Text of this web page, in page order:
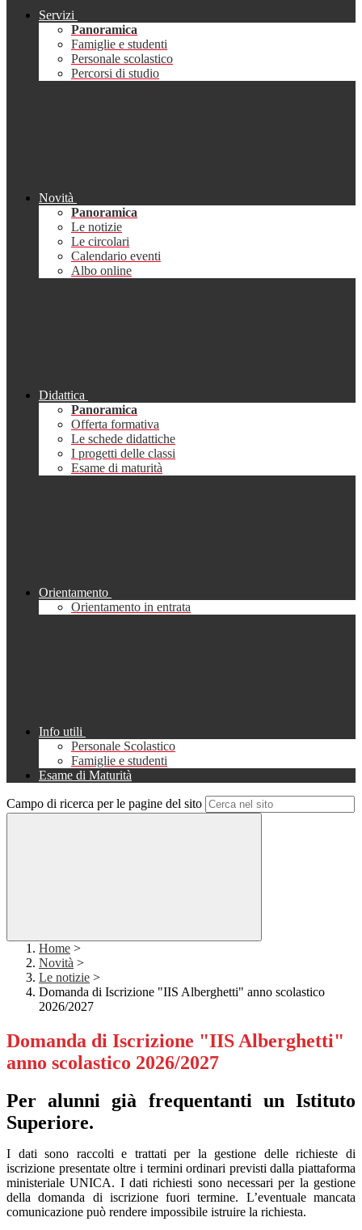
Servizi
Panoramica
Famiglie e studenti
Personale scolastico
Percorsi di studio
Novità
Panoramica
Le notizie
Le circolari
Calendario eventi
Albo online
Didattica
Panoramica
Offerta formativa
Le schede didattiche
I progetti delle classi
Esame di maturità
Orientamento
Orientamento in entrata
Info utili
Personale Scolastico
Famiglie e studenti
Esame di Maturità
Campo di ricerca per le pagine del sito
Home >
Novità >
Le notizie >
Domanda di Iscrizione "IIS Alberghetti" anno scolastico
2026/2027
Domanda di Iscrizione "IIS Alberghetti"
anno scolastico 2026/2027
Per alunni già frequentanti un Istituto
Superiore.
I dati sono raccolti e trattati per la gestione delle richieste di
iscrizione presentate oltre i termini ordinari previsti dalla piattaforma
ministeriale UNICA. I dati richiesti sono necessari per la gestione
della domanda di iscrizione fuori termine. L’eventuale mancata
comunicazione può rendere impossibile istruire la richiesta.